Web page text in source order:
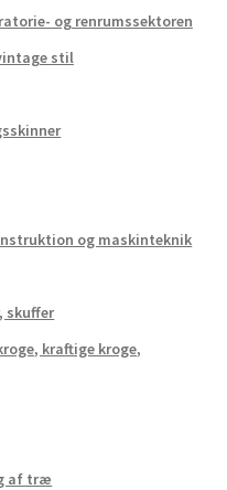
og renrumssektoren
stil
og maskinteknik
skuffer
kraftige kroge,
af træ